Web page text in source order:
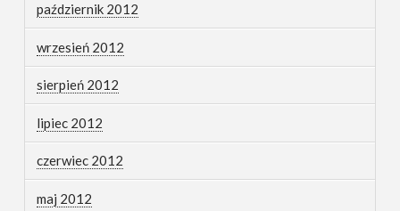
październik 2012
wrzesień 2012
sierpień 2012
lipiec 2012
czerwiec 2012
maj 2012